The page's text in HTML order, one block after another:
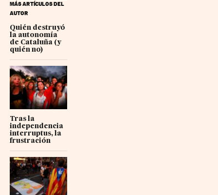
MÁS ARTÍCULOS DEL
AUTOR
Quién destruyó
la autonomía
de Cataluña (y
quién no)
Tras la
independencia
interruptus, la
frustración